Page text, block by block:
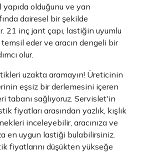
olduğunu ve yan
dairesel bir şekilde
21 inç jant çapı, lastiğin uyumlu
eder ve aracın dengeli bir
olur.
uzakta aramayın! Üreticinin
eşsiz bir derlemesini içeren
tabanı sağlıyoruz. Servislet'in
fiyatları arasından yazlık, kışlık
inceleyebilir, aracınıza ve
en uygun lastiği bulabilirsiniz.
fiyatlarını düşükten yükseğe